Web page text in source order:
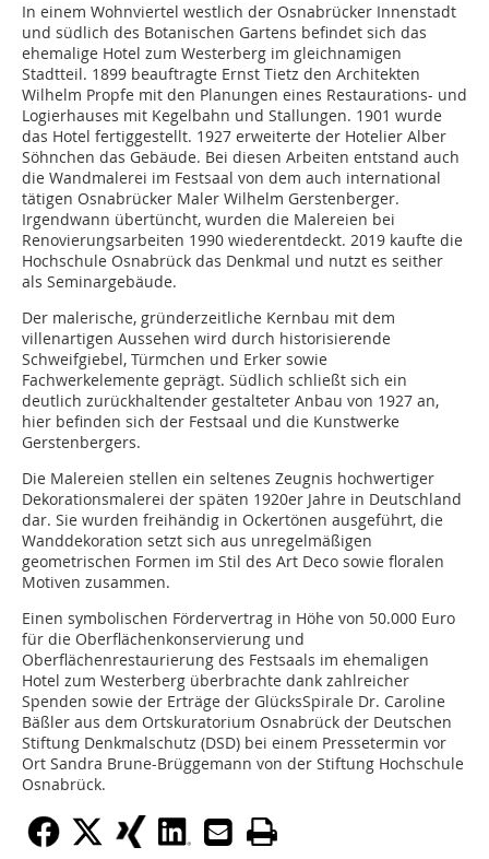
In einem Wohnviertel westlich der Osnabrücker Innenstadt
und südlich des Botanischen Gartens befindet sich das
ehemalige Hotel zum Westerberg im gleichnamigen
Stadtteil. 1899 beauftragte Ernst Tietz den Architekten
Wilhelm Propfe mit den Planungen eines Restaurations- und
Logierhauses mit Kegelbahn und Stallungen. 1901 wurde
das Hotel fertiggestellt. 1927 erweiterte der Hotelier Alber
Söhnchen das Gebäude. Bei diesen Arbeiten entstand auch
die Wandmalerei im Festsaal von dem auch international
tätigen Osnabrücker Maler Wilhelm Gerstenberger.
Irgendwann übertüncht, wurden die Malereien bei
Renovierungsarbeiten 1990 wiederentdeckt. 2019 kaufte die
Hochschule Osnabrück das Denkmal und nutzt es seither
als Seminargebäude.
Der malerische, gründerzeitliche Kernbau mit dem
villenartigen Aussehen wird durch historisierende
Schweifgiebel, Türmchen und Erker sowie
Fachwerkelemente geprägt. Südlich schließt sich ein
deutlich zurückhaltender gestalteter Anbau von 1927 an,
hier befinden sich der Festsaal und die Kunstwerke
Gerstenbergers.
Die Malereien stellen ein seltenes Zeugnis hochwertiger
Dekorationsmalerei der späten 1920er Jahre in Deutschland
dar. Sie wurden freihändig in Ockertönen ausgeführt, die
Wanddekoration setzt sich aus unregelmäßigen
geometrischen Formen im Stil des Art Deco sowie floralen
Motiven zusammen.
Einen symbolischen Fördervertrag in Höhe von 50.000 Euro
für die Oberflächenkonservierung und
Oberflächenrestaurierung des Festsaals im ehemaligen
Hotel zum Westerberg überbrachte dank zahlreicher
Spenden sowie der Erträge der GlücksSpirale Dr. Caroline
Bäßler aus dem Ortskuratorium Osnabrück der Deutschen
Stiftung Denkmalschutz (DSD) bei einem Pressetermin vor
Ort Sandra Brune-Brüggemann von der Stiftung Hochschule
Osnabrück.